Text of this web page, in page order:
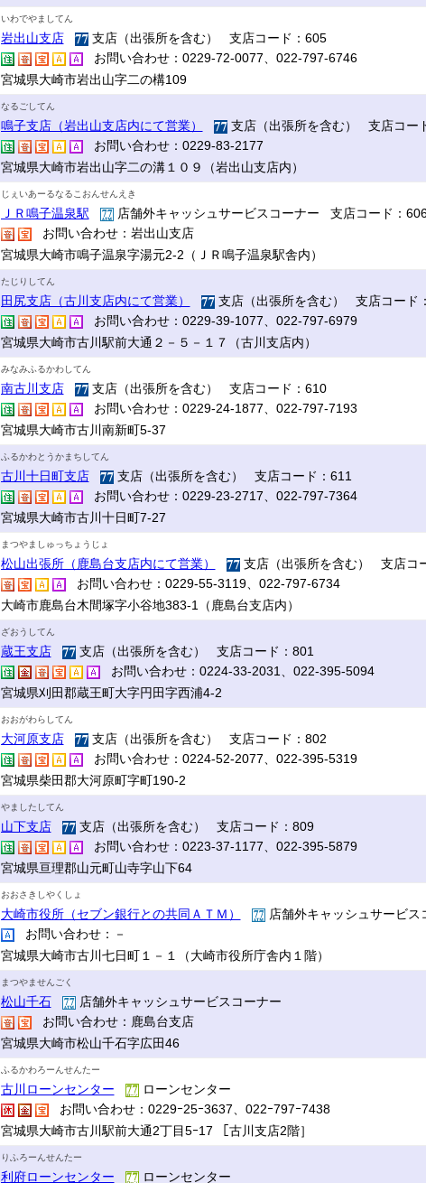
いわでやましてん
岩出山支店
支店（出張所を含む） 支店コード：605
お問い合わせ：0229-72-0077、022-797-6746
宮城県大崎市岩出山字二の構109
なるごしてん
鳴子支店（岩出山支店内にて営業）
支店（出張所を含む） 支店コー
お問い合わせ：0229-83-2177
宮城県大崎市岩出山字二の溝１０９（岩出山支店内）
じぇいあーるなるこおんせんえき
ＪＲ鳴子温泉駅
店舗外キャッシュサービスコーナー 支店コード：
お問い合わせ：岩出山支店
宮城県大崎市鳴子温泉字湯元2-2（ＪＲ鳴子温泉駅舎内）
たじりしてん
田尻支店（古川支店内にて営業）
支店（出張所を含む） 支店コード
お問い合わせ：0229-39-1077、022-797-6979
宮城県大崎市古川駅前大通２－５－１７（古川支店内）
みなみふるかわしてん
南古川支店
支店（出張所を含む） 支店コード：610
お問い合わせ：0229-24-1877、022-797-7193
宮城県大崎市古川南新町5-37
ふるかわとうかまちしてん
古川十日町支店
支店（出張所を含む） 支店コード：611
お問い合わせ：0229-23-2717、022-797-7364
宮城県大崎市古川十日町7-27
まつやましゅっちょうじょ
松山出張所（鹿島台支店内にて営業）
支店（出張所を含む） 支店コ
お問い合わせ：0229-55-3119、022-797-6734
大崎市鹿島台木間塚字小谷地383-1（鹿島台支店内）
ざおうしてん
蔵王支店
支店（出張所を含む） 支店コード：801
お問い合わせ：0224-33-2031、022-395-5094
宮城県刈田郡蔵王町大字円田字西浦4-2
おおがわらしてん
大河原支店
支店（出張所を含む） 支店コード：802
お問い合わせ：0224-52-2077、022-395-5319
宮城県柴田郡大河原町字町190-2
やましたしてん
山下支店
支店（出張所を含む） 支店コード：809
お問い合わせ：0223-37-1177、022-395-5879
宮城県亘理郡山元町山寺字山下64
おおさきしやくしょ
大崎市役所（セブン銀行との共同ＡＴＭ）
店舗外キャッシュサービス
お問い合わせ：－
宮城県大崎市古川七日町１－１（大崎市役所庁舎内１階）
まつやませんごく
松山千石
店舗外キャッシュサービスコーナー
お問い合わせ：鹿島台支店
宮城県大崎市松山千石字広田46
ふるかわろーんせんたー
古川ローンセンター
ローンセンター
お問い合わせ：0229ｰ25ｰ3637、022ｰ797ｰ7438
宮城県大崎市古川駅前大通2丁目5ｰ17 ［古川支店2階］
りふろーんせんたー
利府ローンセンター ローンセンター